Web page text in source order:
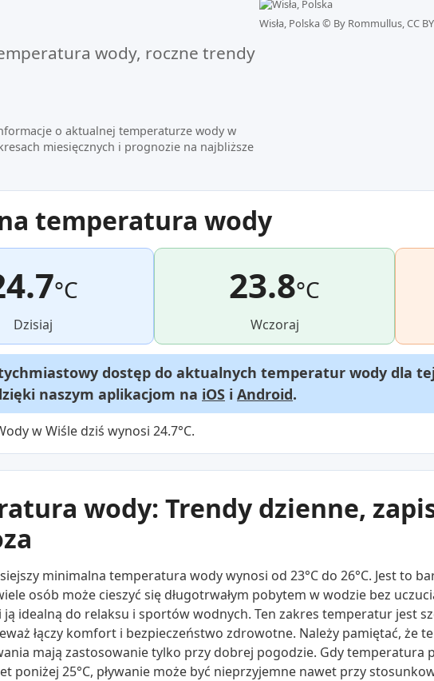
wody, roczne trendy
o aktualnej temperaturze wody w
miesięcznych i prognozie na najbliższe
Wisła, Polska © By Rommullus, CC
temperatura wody
°C
Dzisiaj
23.8°C
Wczoraj
dostęp do aktualnych temperatur wody dla
naszym aplikacjom na iOS i Android.
w Wiśle dziś wynosi 24.7°C.
wody: Trendy dzienne,
minimalna temperatura wody wynosi od 23°C do 26°C. Jest to
osób może cieszyć się długotrwałym pobytem w wodzie bez
ją idealną do relaksu i sportów wodnych. Ten zakres temperatur jest
łączy komfort i bezpieczeństwo zdrowotne. Należy pamiętać, że
mają zastosowanie tylko przy dobrej pogodzie. Gdy temperatura
poniżej 25°C, pływanie może być nieprzyjemne nawet przy